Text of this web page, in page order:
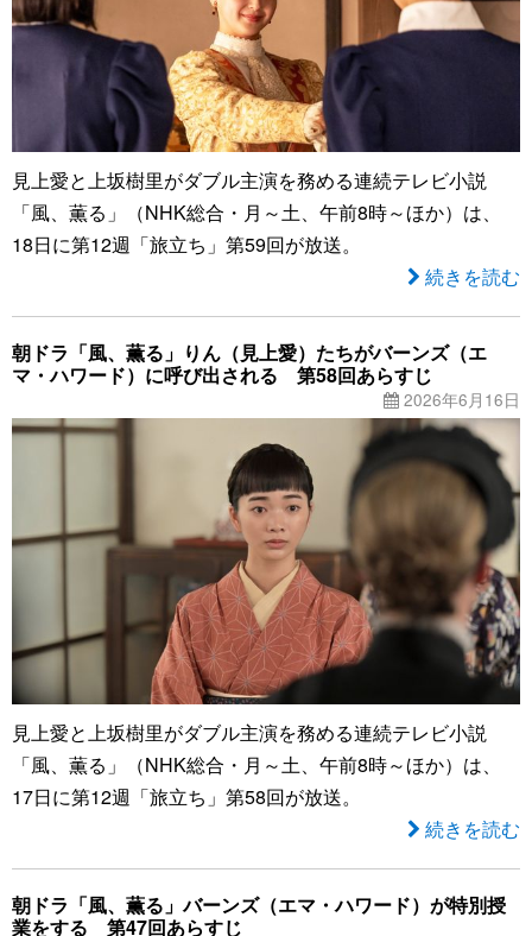
見上愛と上坂樹里がダブル主演を務める連続テレビ小説
「風、薫る」（NHK総合・月～土、午前8時～ほか）は、
18日に第12週「旅立ち」第59回が放送。
続きを読む
朝ドラ「風、薫る」りん（見上愛）たちがバーンズ（エ
マ・ハワード）に呼び出される 第58回あらすじ
2026年6月16日
見上愛と上坂樹里がダブル主演を務める連続テレビ小説
「風、薫る」（NHK総合・月～土、午前8時～ほか）は、
17日に第12週「旅立ち」第58回が放送。
続きを読む
朝ドラ「風、薫る」バーンズ（エマ・ハワード）が特別授
業をする 第47回あらすじ